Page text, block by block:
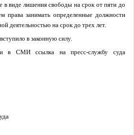
в виде лишения свободы на срок от пяти до
права занимать определенные должности
деятельностью на срок до трех лет.
в законную силу.
в СМИ ссылка на пресс-службу суда